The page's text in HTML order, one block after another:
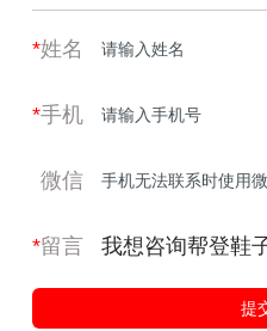
*姓名
*手机
微信
*留言